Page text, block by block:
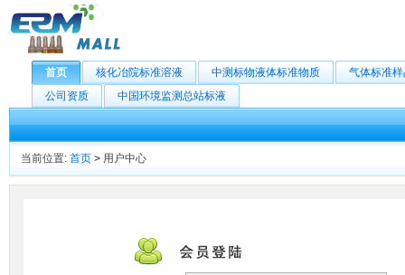
首页 核化冶院标准溶液 中测标物液体标准物质
气体标准
公司资质
中国环境监测总站标液
当前位置: 首页 > 用户中心